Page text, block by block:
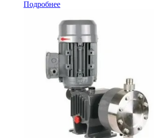
Подробнее